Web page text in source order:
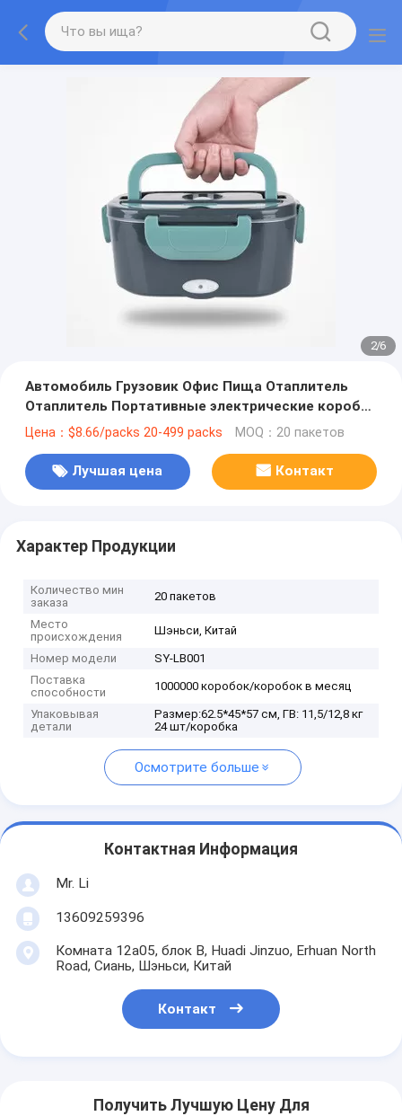
2/6
Автомобиль Грузовик Офис Пища Отаплитель
Отаплитель Портативные электрические коробки
для обеда с изоляционной сумкой
Цена：$8.66/packs 20-499 packs MOQ：20 пакетов
Лучшая цена Контакт
Характер Продукции
Количество мин
заказа
20 пакетов
Место
происхождения
Шэньси, Китай
Номер модели
SY-LB001
Поставка
способности
1000000 коробок/коробок в месяц
Упаковывая
детали
Размер:62.5*45*57 см, ГВ: 11,5/12,8 кг
24 шт/коробка
Осмотрите больше
Контактная Информация
Mr. Li
13609259396
Комната 12a05, блок B, Huadi Jinzuo, Erhuan North
Road, Сиань, Шэньси, Китай
Контакт
Получить Лучшую Цену Для